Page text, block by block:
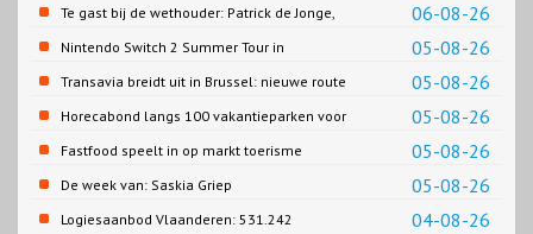
06-08-26
Te gast bij de wethouder: Patrick de Jonge,
Gemeente Emmen
05-08-26
Nintendo Switch 2 Summer Tour in
Slagharen
05-08-26
Transavia breidt uit in Brussel: nieuwe route
naar Porto
05-08-26
Horecabond langs 100 vakantieparken voor
Cao-recreatie
05-08-26
Fastfood speelt in op markt toerisme
05-08-26
De week van: Saskia Griep
04-08-26
Logiesaanbod Vlaanderen: 531.242